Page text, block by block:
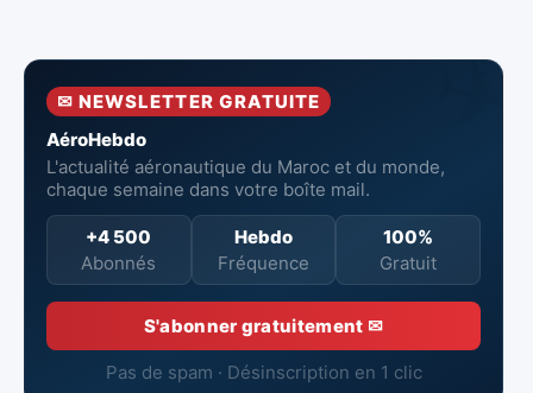
✉ NEWSLETTER GRATUITE
AéroHebdo
L'actualité aéronautique du Maroc et du monde,
chaque semaine dans votre boîte mail.
+4 500
Abonnés
Hebdo
Fréquence
100%
Gratuit
S'abonner gratuitement ✉
Pas de spam · Désinscription en 1 clic